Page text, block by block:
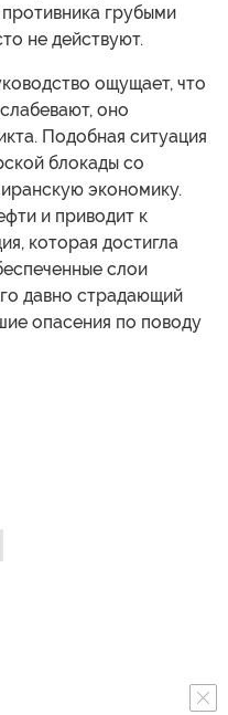
грубыми
не действуют.
ощущает, что
оно
Подобная ситуация
блокады со
экономику.
и приводит к
которая достигла
слои
давно страдающий
опасения по поводу